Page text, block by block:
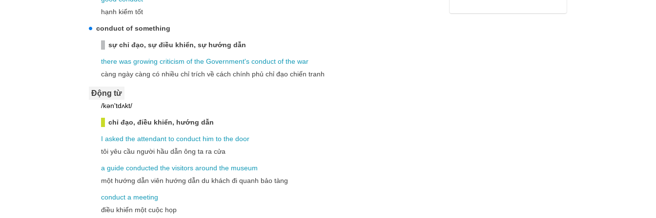
hạnh kiểm tốt
conduct of something
sự chỉ đạo, sự điều khiển, sự hướng dẫn
there was growing criticism of the Government's conduct of the war
càng ngày càng có nhiều chỉ trích về cách chính phủ chỉ đạo chiến tranh
Động từ
/kən'tdʌkt/
chỉ đạo, điều khiển, hướng dẫn
I asked the attendant to conduct him to the door
tôi yêu cầu người hầu dẫn ông ta ra cửa
a guide conducted the visitors around the museum
một hướng dẫn viên hướng dẫn du khách đi quanh bảo tàng
conduct a meeting
điều khiển một cuộc họp